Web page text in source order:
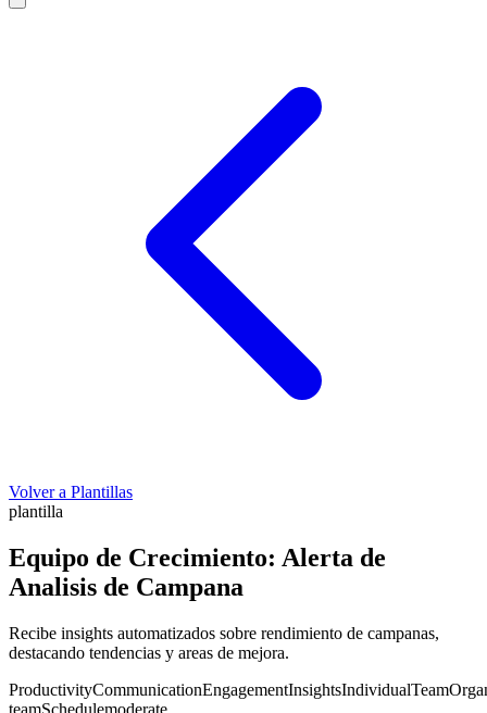
Volver a Plantillas
plantilla
Equipo de Crecimiento: Alerta de
Analisis de Campana
Recibe insights automatizados sobre rendimiento de campanas,
destacando tendencias y areas de mejora.
ProductivityCommunicationEngagementInsightsIndividualTeam
teamSchedulemoderate